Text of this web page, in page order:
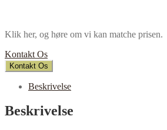
Klik her, og høre om vi kan matche prisen.
Kontakt Os
Kontakt Os
Beskrivelse
Beskrivelse